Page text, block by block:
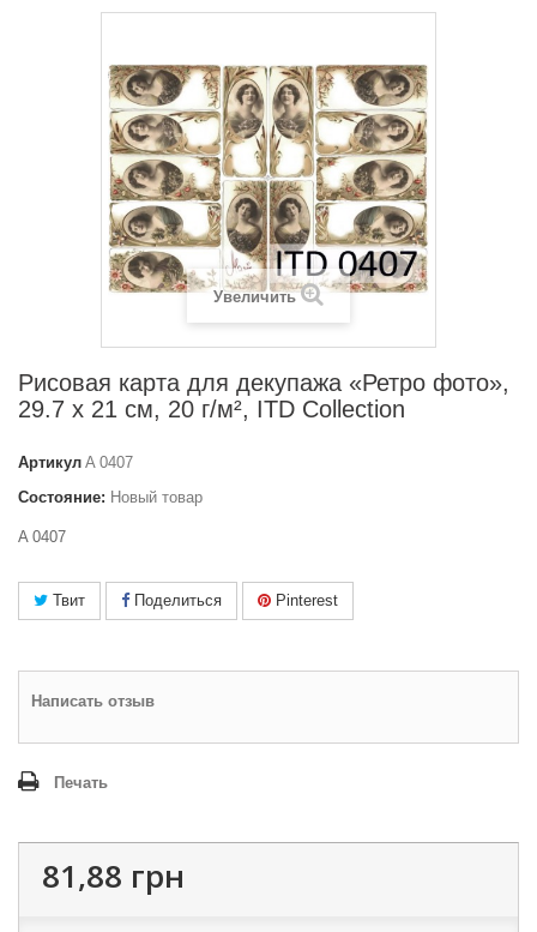
Увеличить
Рисовая карта для декупажа «Ретро фото»,
29.7 x 21 см, 20 г/м², ITD Collection
Артикул A 0407
Состояние: Новый товар
A 0407
Твит Поделиться Pinterest
Написать отзыв
Печать
81,88 грн